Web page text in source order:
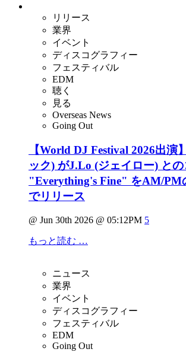
リリース
業界
イベント
ディスコグラフィー
フェスティバル
EDM
聴く
見る
Overseas News
Going Out
【World DJ Festival 2026出演
ック) がJ.Lo (ジェイロー) と
"Everything's Fine" をAM/PM
でリリース
@ Jun 30th 2026 @ 05:12PM 5
もっと読む …
ニュース
業界
イベント
ディスコグラフィー
フェスティバル
EDM
Going Out